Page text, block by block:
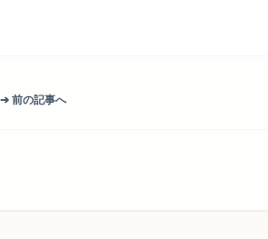
➔ 前の記事へ